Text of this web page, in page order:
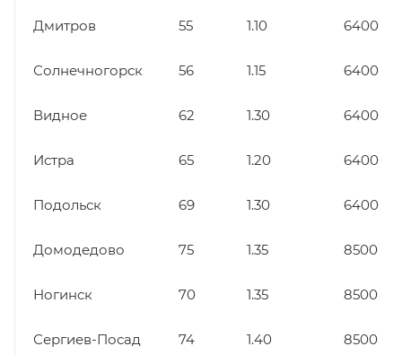
Дмитров 55 1.10 6400
Солнечногорск 56 1.15 6400
Видное 62 1.30 6400
Истра 65 1.20 6400
Подольск 69 1.30 6400
Домодедово 75 1.35 8500
Ногинск 70 1.35 8500
Сергиев-Посад 74 1.40 8500